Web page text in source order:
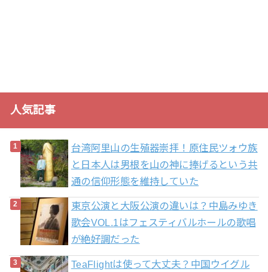
人気記事
台湾阿里山の生殖器崇拝！原住民ツォウ族
と日本人は男根を山の神に捧げるという共
通の信仰形態を維持していた
東京公演と大阪公演の違いは？中島みゆき
歌会VOL.1はフェスティバルホールの歌唱
が絶好調だった
TeaFlightは使って大丈夫？中国ウイグル